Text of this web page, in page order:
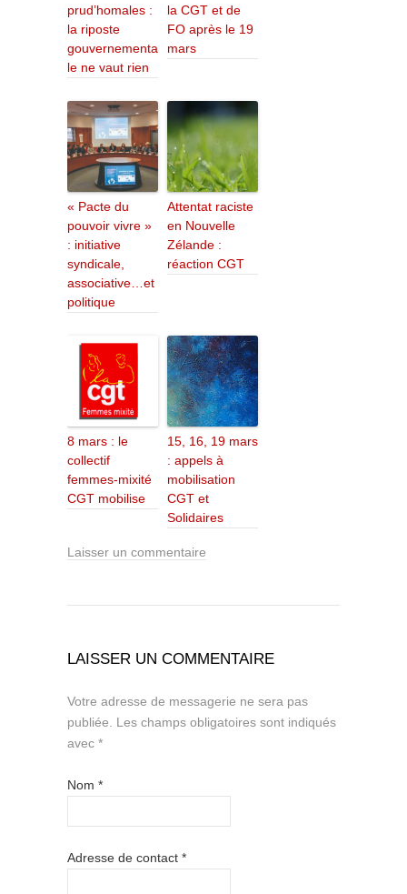
prud’homales :
la riposte
gouvernementa
le ne vaut rien
la CGT et de
FO après le 19
mars
« Pacte du
pouvoir vivre »
: initiative
syndicale,
associative…et
politique
Attentat raciste
en Nouvelle
Zélande :
réaction CGT
8 mars : le
collectif
femmes-mixité
CGT mobilise
15, 16, 19 mars
: appels à
mobilisation
CGT et
Solidaires
Laisser un commentaire
LAISSER UN COMMENTAIRE
Votre adresse de messagerie ne sera pas
publiée. Les champs obligatoires sont indiqués
avec *
Nom *
Adresse de contact *